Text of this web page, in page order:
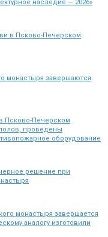
наследие — 2026»
в Псково-Печерском
монастыря завершаются
Псково-Печерском
проведены
оборудование
решение при
монастыря завершается
аналогу изготовили